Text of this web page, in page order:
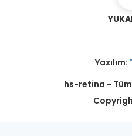
Yazılım:
hs-retina - Tüm